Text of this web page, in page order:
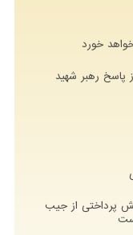
خورد
رهبر شهید
پرداختی از جیب